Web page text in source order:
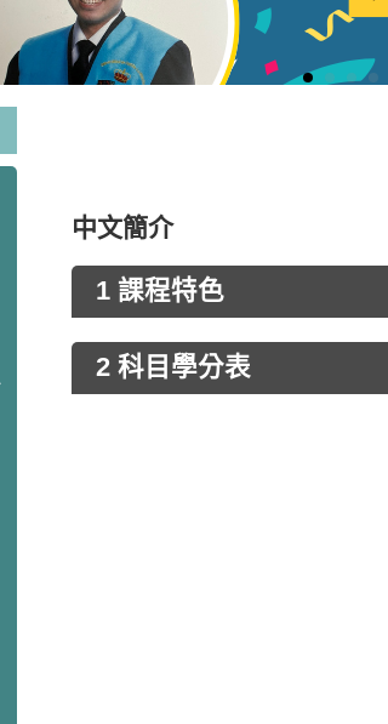
中文簡介
1 課程特色
2 科目學分表